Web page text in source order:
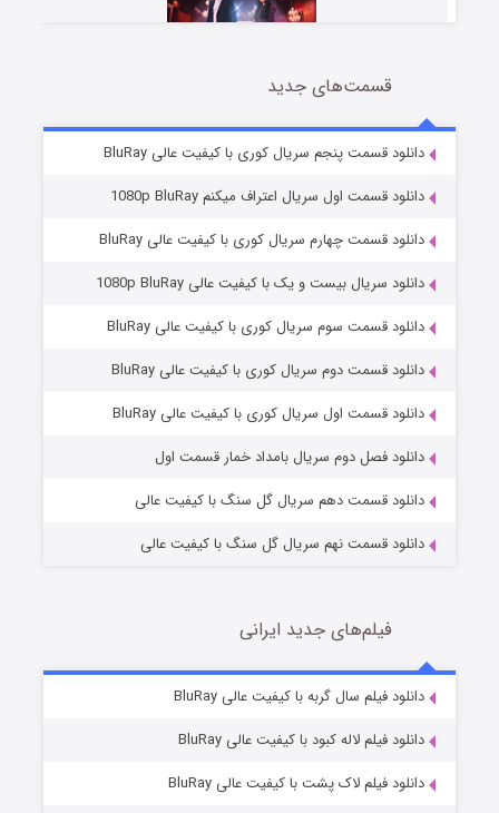
سریال زشت
قسمت5 (زیرنویس) منتشر شد
وستی ها
قسمت1 (زیرنویس) منتشر شد
قسمت6 (زیرنویس) منتشر شد
قسمت‌های جدید
دانلود قسمت پنجم سریال کوری با کیفیت عالی BluRay
دانلود قسمت اول سریال اعتراف میکنم 1080p BluRay
دانلود قسمت چهارم سریال کوری با کیفیت عالی BluRay
دانلود سریال بیست و یک با کیفیت عالی 1080p BluRay
دانلود قسمت سوم سریال کوری با کیفیت عالی BluRay
دانلود قسمت دوم سریال کوری با کیفیت عالی BluRay
دانلود قسمت اول سریال کوری با کیفیت عالی BluRay
دانلود فصل دوم سریال بامداد خمار قسمت اول
دانلود قسمت دهم سریال گل سنگ با کیفیت عالی
دانلود قسمت نهم سریال گل سنگ با کیفیت عالی
فیلم‌های جدید ایرانی
دانلود فیلم سال گربه با کیفیت عالی BluRay
دانلود فیلم لاله کبود با کیفیت عالی BluRay
دانلود فیلم لاک پشت با کیفیت عالی BluRay